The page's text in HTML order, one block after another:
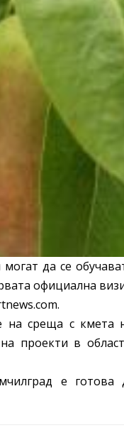
да се
официална
на среща с кмета
проекти в
е готова